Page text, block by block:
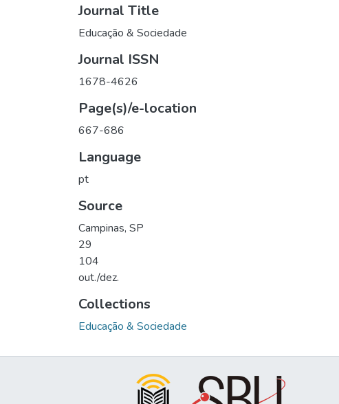
Journal Title
Educação & Sociedade
Journal ISSN
1678-4626
Page(s)/e-location
667-686
Language
pt
Source
Campinas, SP
29
104
out./dez.
Collections
Educação & Sociedade